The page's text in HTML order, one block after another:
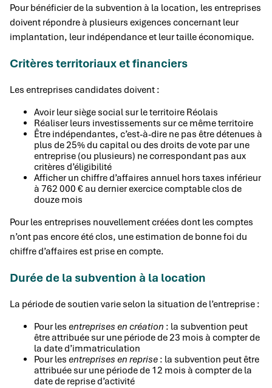
Pour bénéficier de la subvention à la location, les entreprises
doivent répondre à plusieurs exigences concernant leur
implantation, leur indépendance et leur taille économique.
Critères territoriaux et financiers
Les entreprises candidates doivent :
Avoir leur siège social sur le territoire Réolais
Réaliser leurs investissements sur ce même territoire
Être indépendantes, c’est-à-dire ne pas être détenues à
plus de 25% du capital ou des droits de vote par une
entreprise (ou plusieurs) ne correspondant pas aux
critères d’éligibilité
Afficher un chiffre d’affaires annuel hors taxes inférieur
à 762 000 € au dernier exercice comptable clos de
douze mois
Pour les entreprises nouvellement créées dont les comptes
n’ont pas encore été clos, une estimation de bonne foi du
chiffre d’affaires est prise en compte.
Durée de la subvention à la location
La période de soutien varie selon la situation de l’entreprise :
Pour les entreprises en création : la subvention peut
être attribuée sur une période de 23 mois à compter de
la date d’immatriculation
Pour les entreprises en reprise : la subvention peut être
attribuée sur une période de 12 mois à compter de la
date de reprise d’activité